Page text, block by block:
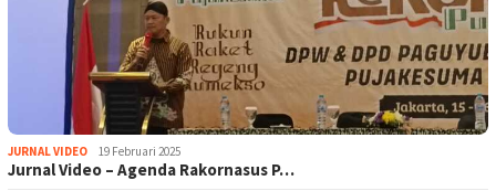
JURNAL VIDEO 19 Februari 2025
Jurnal Video – Agenda Rakornasus P…